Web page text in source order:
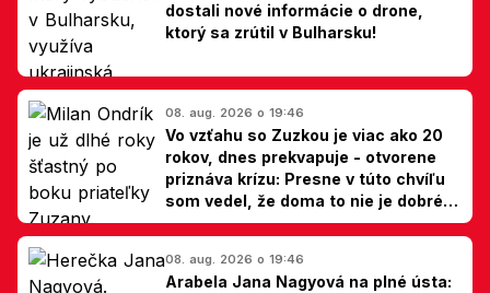
dostali nové informácie o drone,
ktorý sa zrútil v Bulharsku!
08. aug. 2026 o 19:46
Vo vzťahu so Zuzkou je viac ako 20
rokov, dnes prekvapuje - otvorene
priznáva krízu: Presne v túto chvíľu
som vedel, že doma to nie je dobré,
hovorí Milan Ondrík
08. aug. 2026 o 19:46
Arabela Jana Nagyová na plné ústa: